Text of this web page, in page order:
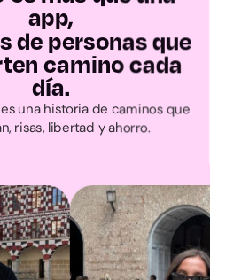
Ávila
León
app,
de personas que
camino cada
día.
una historia de caminos que
risas, libertad y ahorro.